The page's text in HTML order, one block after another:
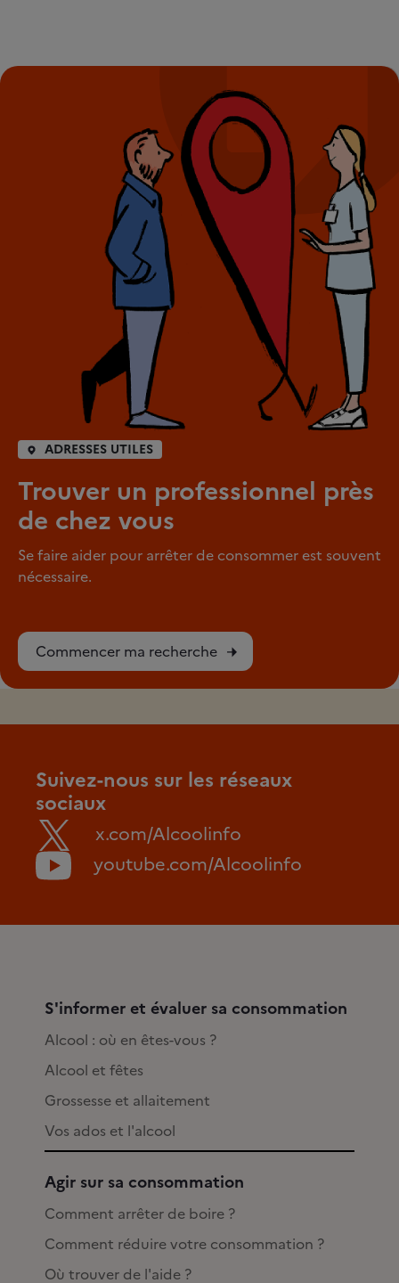
ADRESSES UTILES
Trouver un professionnel près
de chez vous
Se faire aider pour arrêter de consommer est souvent
nécessaire.
Commencer ma recherche
Suivez-nous sur les réseaux
sociaux
x.com/Alcoolinfo
youtube.com/Alcoolinfo
S'informer et évaluer sa consommation
Alcool : où en êtes-vous ?
Alcool et fêtes
Grossesse et allaitement
Vos ados et l'alcool
Agir sur sa consommation
Comment arrêter de boire ?
Comment réduire votre consommation ?
Où trouver de l'aide ?